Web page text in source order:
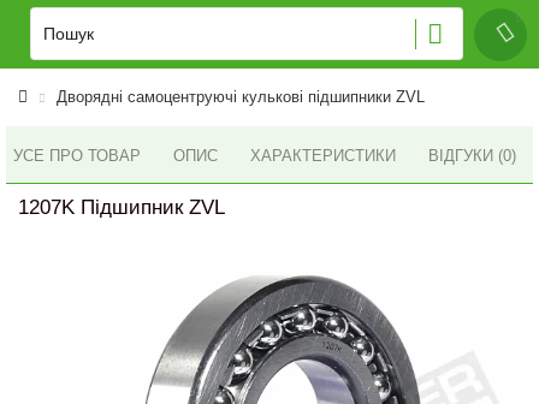
Дворядні самоцентруючі кулькові підшипники ZVL
УСЕ ПРО ТОВАР ОПИС ХАРАКТЕРИСТИКИ ВІДГУКИ (0)
1207K Підшипник ZVL